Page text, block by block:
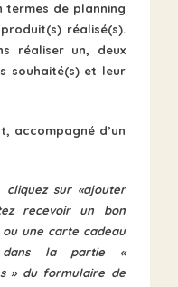
termes de planning
réalisé(s).
réaliser un, deux
souhaité(s) et leur
accompagné d’un
cliquez sur «ajouter
recevoir un bon
une carte cadeau
dans la partie «
» du formulaire de